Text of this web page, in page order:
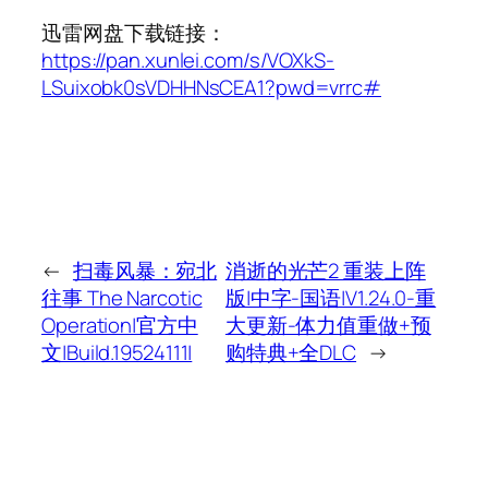
迅雷网盘下载链接：
https://pan.xunlei.com/s/VOXkS-
LSuixobk0sVDHHNsCEA1?pwd=vrrc#
← 扫毒风暴：宛北
往事 The Narcotic
Operation|官方中
文|Build.19524111|
消逝的光芒2 重装上阵
版|中字-国语|V1.24.0-重
大更新-体力值重做+预
购特典+全DLC →